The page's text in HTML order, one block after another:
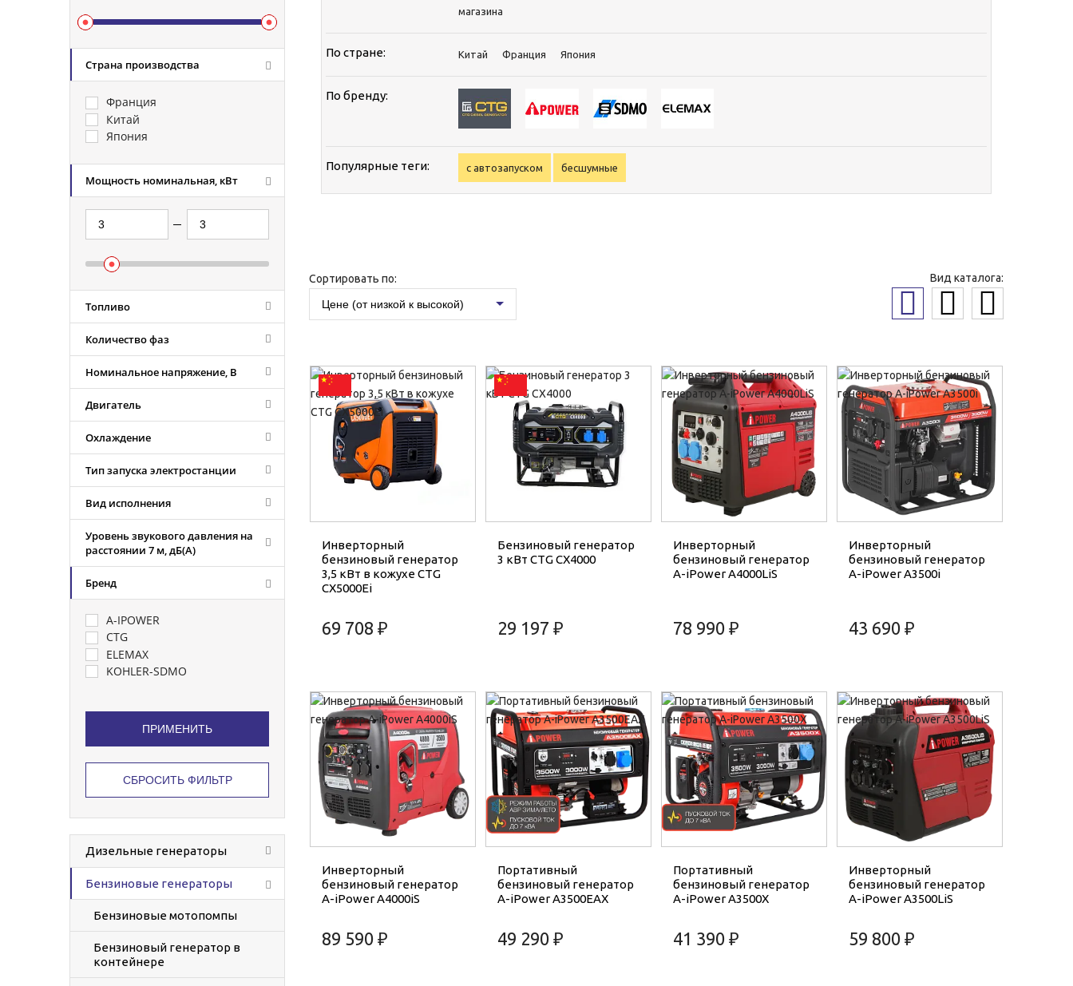
Страна производства
Франция
Китай
Япония
Мощность номинальная, кВт
Топливо
Количество фаз
Номинальное напряжение, В
Двигатель
Охлаждение
Тип запуска электростанции
Вид исполнения
Уровень звукового давления на
расстоянии 7 м, дБ(A)
Бренд
A-IPOWER
CTG
ELEMAX
KOHLER-SDMO
Дизельные генераторы
Бензиновые генераторы
Бензиновые мотопомпы
Бензиновый генератор в
контейнере
магазина
По стране: Китай Франция Япония
По бренду:
Популярные теги: с автозапуском бесшумные
Сортировать по:
Цене (от низкой к высокой)
Вид каталога:
Инверторный
бензиновый генератор
3,5 кВт в кожухе CTG
CX5000Ei
69 708 ₽
Бензиновый генератор
3 кВт CTG CX4000
29 197 ₽
Инверторный
бензиновый генератор
A-iPower A4000LiS
78 990 ₽
Инверторный
бензиновый генератор
A-iPower A3500i
43 690 ₽
Инверторный
бензиновый генератор
A-iPower A4000iS
89 590 ₽
Портативный
бензиновый генератор
A-iPower A3500EAX
49 290 ₽
Портативный
бензиновый генератор
A-iPower A3500X
41 390 ₽
Инверторный
бензиновый генератор
A-iPower A3500LiS
59 800 ₽